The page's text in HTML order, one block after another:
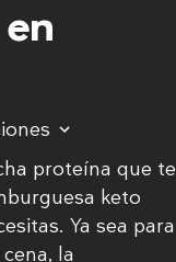
proteína que te
keto
Ya sea para
la